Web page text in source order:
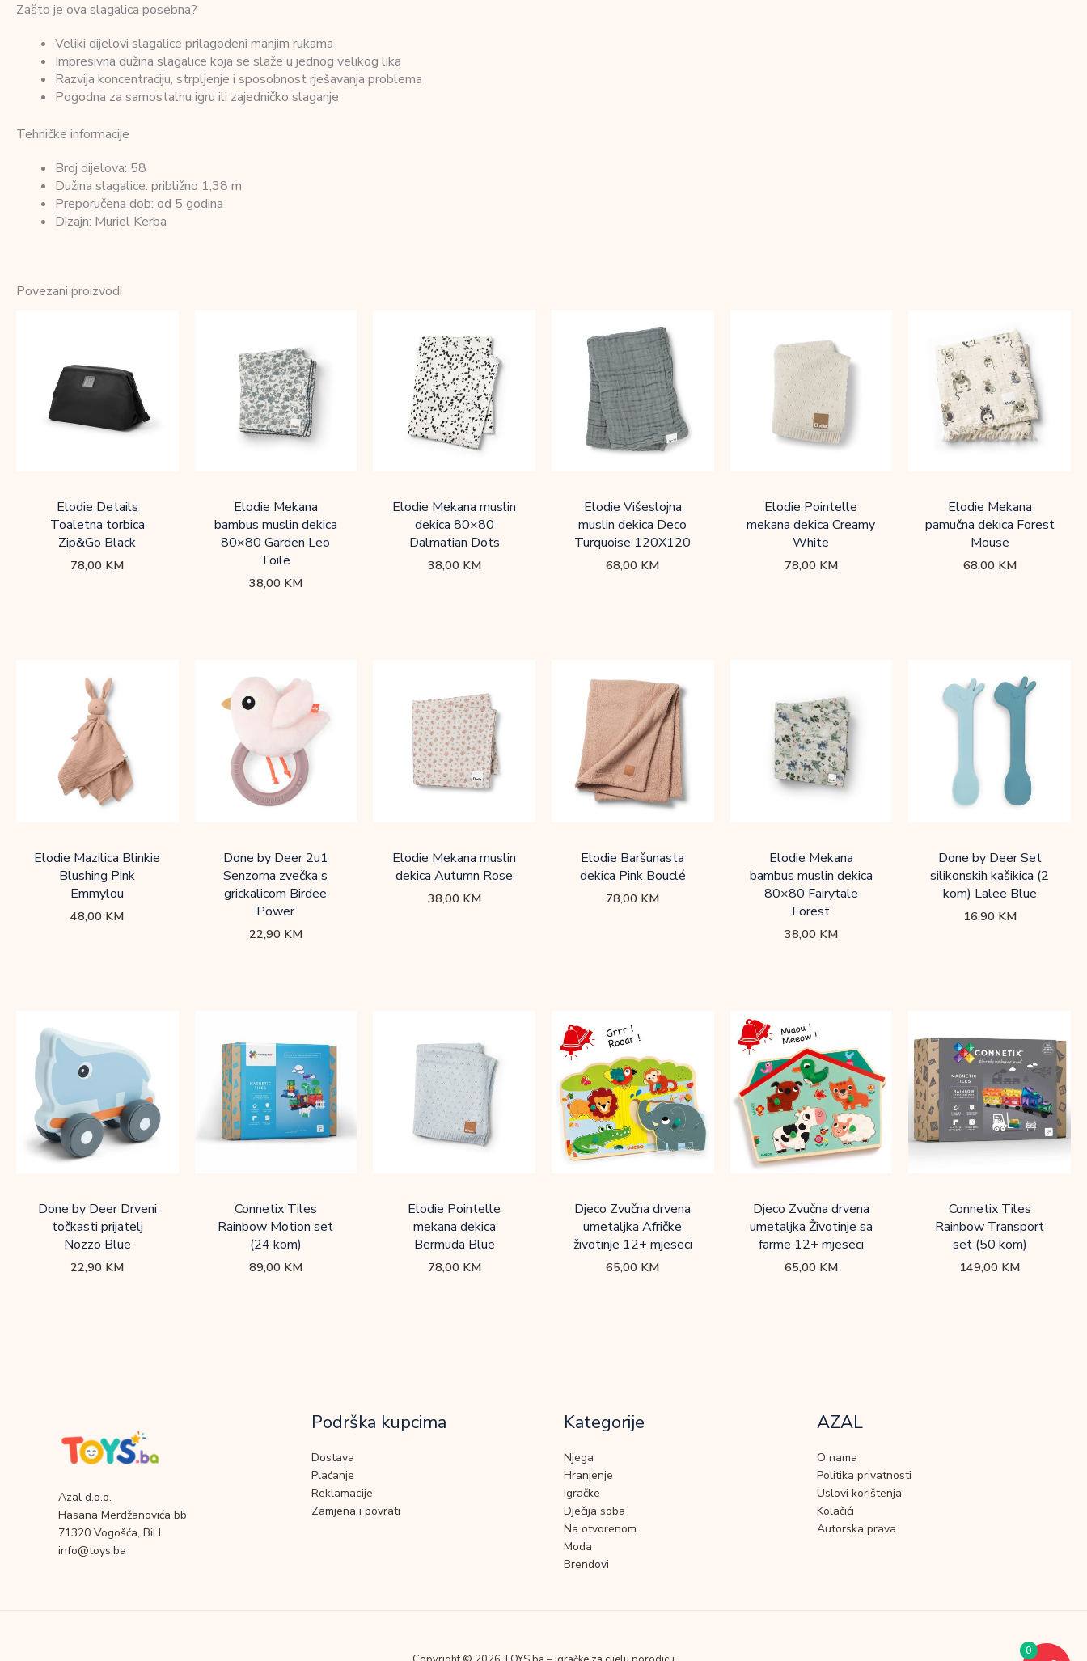
Zašto je ova slagalica posebna?
Veliki dijelovi slagalice prilagođeni manjim rukama
Impresivna dužina slagalice koja se slaže u jednog velikog lika
Razvija koncentraciju, strpljenje i sposobnost rješavanja problema
Pogodna za samostalnu igru ili zajedničko slaganje
Tehničke informacije
Broj dijelova: 58
Dužina slagalice: približno 1,38 m
Preporučena dob: od 5 godina
Dizajn: Muriel Kerba
Povezani proizvodi
Elodie Details
Toaletna torbica
Zip&Go Black
78,00 KM
Elodie Mekana
bambus muslin dekica
80×80 Garden Leo
Toile
38,00 KM
Elodie Mekana muslin
dekica 80×80
Dalmatian Dots
38,00 KM
Elodie Višeslojna
muslin dekica Deco
Turquoise 120X120
68,00 KM
Elodie Pointelle
mekana dekica Creamy
White
78,00 KM
Elodie Mekana
pamučna dekica Forest
Mouse
68,00 KM
Elodie Mazilica Blinkie
Blushing Pink
Emmylou
48,00 KM
Done by Deer 2u1
Senzorna zvečka s
grickalicom Birdee
Power
22,90 KM
Elodie Mekana muslin
dekica Autumn Rose
38,00 KM
Elodie Baršunasta
dekica Pink Bouclé
78,00 KM
Elodie Mekana
bambus muslin dekica
80×80 Fairytale
Forest
38,00 KM
Done by Deer Set
silikonskih kašikica (2
kom) Lalee Blue
16,90 KM
Done by Deer Drveni
točkasti prijatelj
Nozzo Blue
22,90 KM
Connetix Tiles
Rainbow Motion set
(24 kom)
89,00 KM
Elodie Pointelle
mekana dekica
Bermuda Blue
78,00 KM
Djeco Zvučna drvena
umetaljka Afričke
životinje 12+ mjeseci
65,00 KM
Djeco Zvučna drvena
umetaljka Životinje sa
farme 12+ mjeseci
65,00 KM
Connetix Tiles
Rainbow Transport
set (50 kom)
149,00 KM
Azal d.o.o.
Hasana Merdžanovića bb
71320 Vogošća, BiH
info@toys.ba
Podrška kupcima
Dostava
Plaćanje
Reklamacije
Zamjena i povrati
Kategorije
Njega
Hranjenje
Igračke
Dječija soba
Na otvorenom
Moda
Brendovi
AZAL
O nama
Politika privatnosti
Uslovi korištenja
Kolačići
Autorska prava
0